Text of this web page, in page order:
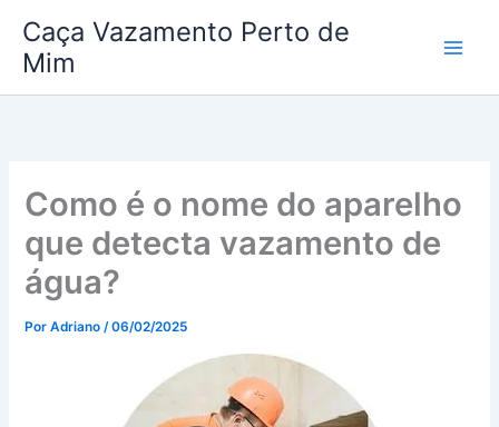
para
conteúdo
Caça Vazamento Perto de
Mim
Como é o nome do aparelho
que detecta vazamento de
água?
PorAdriano/06/02/2025